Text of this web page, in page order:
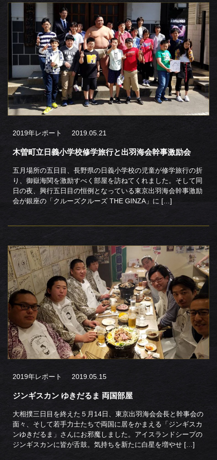
2019年レポート 2019.05.21
木曽町立日義小学校修学旅行と出羽海会幹事激励会
五月場所の五日目、長野県の日義小学校の児童が修学旅行の折
り、御嶽海関を激励すべく部屋を訪ねてくれました。そして同
日の夜、興行五日目の恒例となっている東京出羽海会幹事激励
会が銀座の「クルーズクルーズ THE GINZA」に […]
2019年レポート 2019.05.15
ジンギスカン ゆきだるま 両国部屋
大相撲三日目を終えた５月14日、東京出羽海会会長と幹事会の
面々、そして若手力士たちで両国に居をかまえる「ジンギスカ
ンゆきだるま」さんにお邪魔しました。アイスランドシープの
ジンギスカンに皆が舌鼓。気持ちを新たに白星を増やせ […]